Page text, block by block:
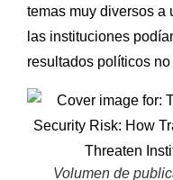
temas muy diversos a
las instituciones
resultados políticos
Volumen de